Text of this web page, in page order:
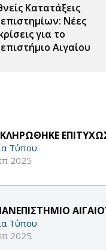
Κατατάξεις
Νέες
για το
Αιγαίου
ΕΠΙΤΥΧΩΣ
Τύπου
2025
Τύπου
2025